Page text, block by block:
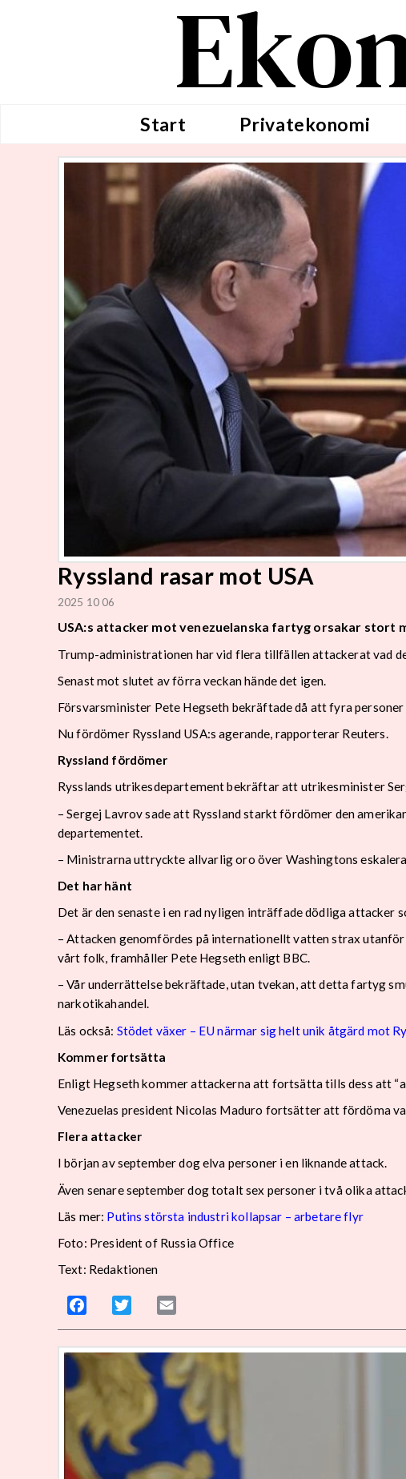
Start Privatekonomi
Ryssland rasar mot USA
2025 10 06
USA:s attacker mot venezuelanska fartyg orsakar stort
Trump-administrationen har vid flera tillfällen attackerat vad
Senast mot slutet av förra veckan hände det igen.
Försvarsminister Pete Hegseth bekräftade då att fyra
Nu fördömer Ryssland USA:s agerande, rapporterar Reuters.
Ryssland fördömer
Rysslands utrikesdepartement bekräftar att utrikesminister
– Sergej Lavrov sade att Ryssland starkt fördömer den
departementet.
– Ministrarna uttryckte allvarlig oro över Washingtons
Det har hänt
Det är den senaste i en rad nyligen inträffade dödliga attacker
– Attacken genomfördes på internationellt vatten strax
vårt folk, framhåller Pete Hegseth enligt BBC.
– Vår underrättelse bekräftade, utan tvekan, att detta fartyg
narkotikahandel.
Läs också: Stödet växer – EU närmar sig helt unik åtgärd mot
Kommer fortsätta
Enligt Hegseth kommer attackerna att fortsätta tills dess att
Venezuelas president Nicolas Maduro fortsätter att fördöma
Flera attacker
I början av september dog elva personer i en liknande attack.
Även senare september dog totalt sex personer i två olika
Läs mer: Putins största industri kollapsar – arbetare flyr
Foto: President of Russia Office
Text: Redaktionen
Facebook Twitter